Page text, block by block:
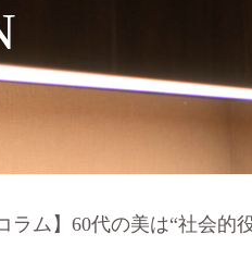
ラム】60代の美は“社会的